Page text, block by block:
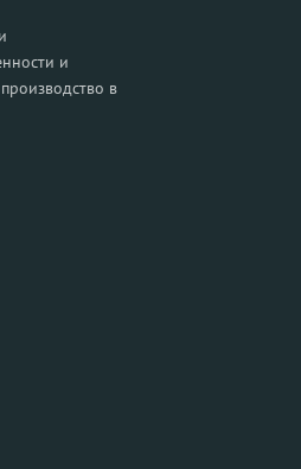
и
в